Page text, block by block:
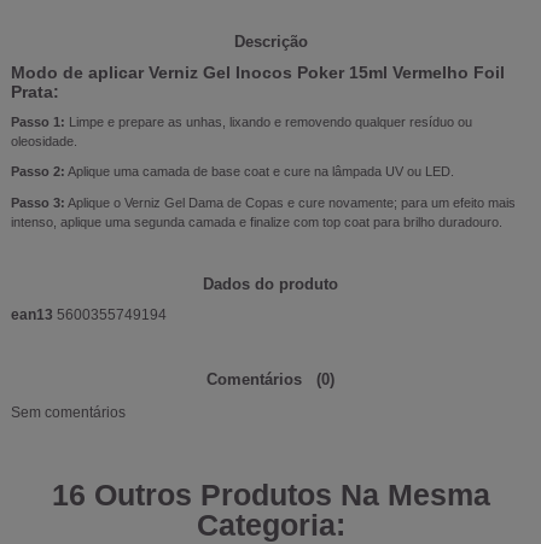
Descrição
Modo de aplicar Verniz Gel Inocos Poker 15ml Vermelho Foil
Prata:
Passo 1: Limpe e prepare as unhas, lixando e removendo qualquer resíduo ou
oleosidade.
Passo 2: Aplique uma camada de base coat e cure na lâmpada UV ou LED.
Passo 3: Aplique o Verniz Gel Dama de Copas e cure novamente; para um efeito mais
intenso, aplique uma segunda camada e finalize com top coat para brilho duradouro.
Dados do produto
ean13 5600355749194
Comentários (0)
Sem comentários
16 Outros Produtos Na Mesma
Categoria: